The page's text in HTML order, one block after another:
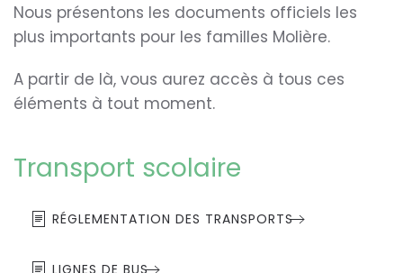
Nous présentons les documents officiels les
plus importants pour les familles Molière.
A partir de là, vous aurez accès à tous ces
éléments à tout moment.
Transport scolaire
RÉGLEMENTATION DES TRANSPORTS
LIGNES DE BUS